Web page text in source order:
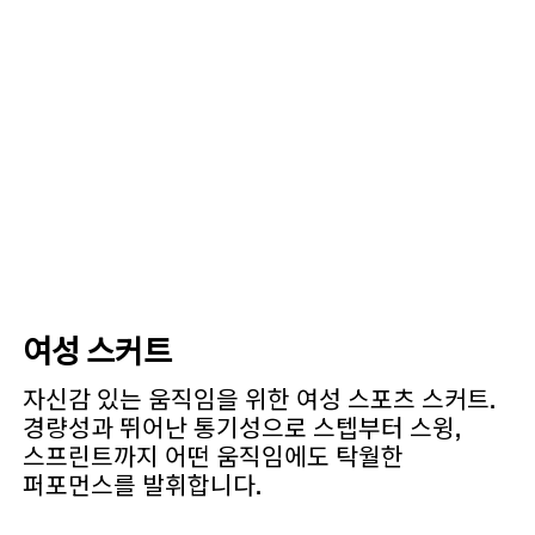
여성 스커트
자신감 있는 움직임을 위한 여성 스포츠 스커트.
경량성과 뛰어난 통기성으로 스텝부터 스윙,
스프린트까지 어떤 움직임에도 탁월한
퍼포먼스를 발휘합니다.